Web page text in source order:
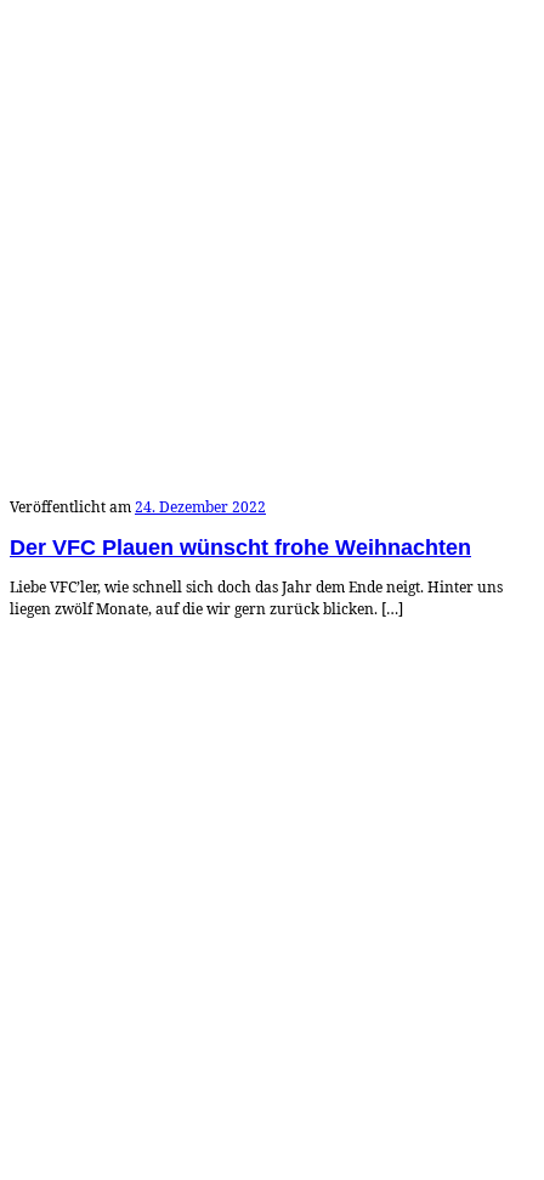
Veröffentlicht am24. Dezember 2022
Der VFC Plauen wünscht frohe Weihnachten
Liebe VFC’ler, wie schnell sich doch das Jahr dem Ende neigt. Hinter uns
liegen zwölf Monate, auf die wir gern zurück blicken. […]